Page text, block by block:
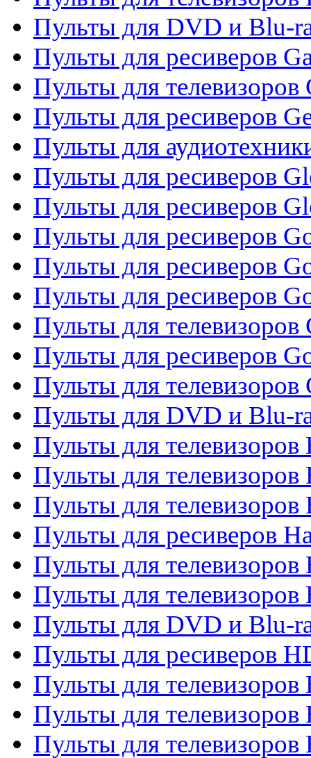
Пульты для DVD и Blu-
Пульты для ресиверов
Пульты для телевизоров
Пульты для ресиверов
Пульты для
Пульты для ресиверов
Пульты для ресиверов
Пульты для ресиверов
Пульты для ресиверов
Пульты для ресиверов
Пульты для телевизоров
Пульты для ресиверов
Пульты для телевизоров
Пульты для DVD и Blu-
Пульты для телевизоров
Пульты для телевизоров
Пульты для
Пульты для ресиверов
Пульты для телевизоров
Пульты для телевизоров
Пульты для DVD и Blu-
Пульты для ресиверов
Пульты для
Пульты для телевизоров
Пульты для телевизоров